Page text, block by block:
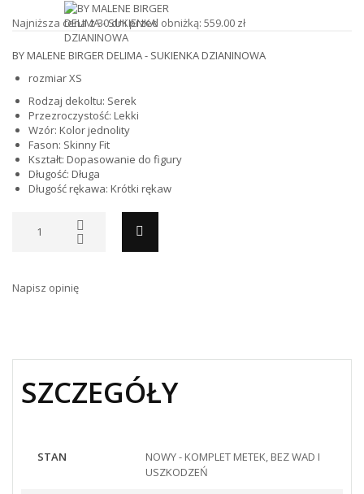
Najniższa cena z 30 dni przed obniżką: 559.00 zł
BY MALENE BIRGER DELIMA - SUKIENKA DZIANINOWA
rozmiar XS
Rodzaj dekoltu: Serek
Przezroczystość: Lekki
Wzór: Kolor jednolity
Fason: Skinny Fit
Kształt: Dopasowanie do figury
Długość: Długa
Długość rękawa: Krótki rękaw
Napisz opinię
SZCZEGÓŁY
STAN
NOWY - KOMPLET METEK, BEZ WAD I
USZKODZEŃ